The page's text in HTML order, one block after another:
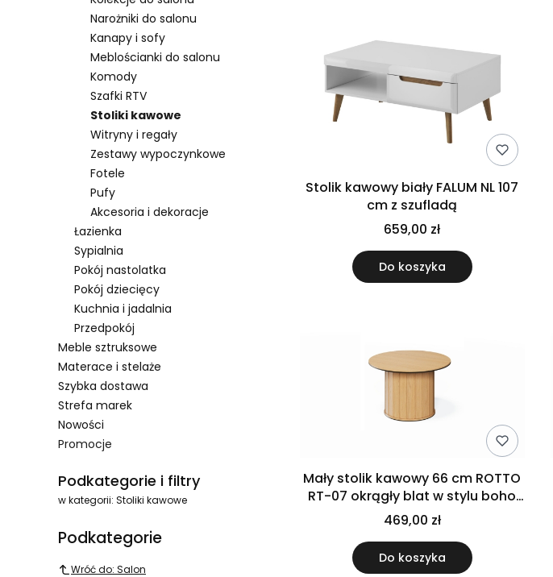
Narożniki do salonu
Kanapy i sofy
Meblościanki do salonu
Komody
Szafki RTV
Stoliki kawowe
Witryny i regały
Zestawy wypoczynkowe
Fotele
Pufy
Akcesoria i dekoracje
Łazienka
Sypialnia
Pokój nastolatka
Pokój dziecięcy
Kuchnia i jadalnia
Przedpokój
Meble sztruksowe
Materace i stelaże
Szybka dostawa
Strefa marek
Nowości
Promocje
Podkategorie i filtry
w kategorii: Stoliki kawowe
Podkategorie
Wróć do: Salon
Stolik kawowy biały FALUM NL 107
cm z szufladą
659,00 zł
Do koszyka
Mały stolik kawowy 66 cm ROTTO
RT-07 okrągły blat w stylu boho
drewnopodobny
469,00 zł
Do koszyka